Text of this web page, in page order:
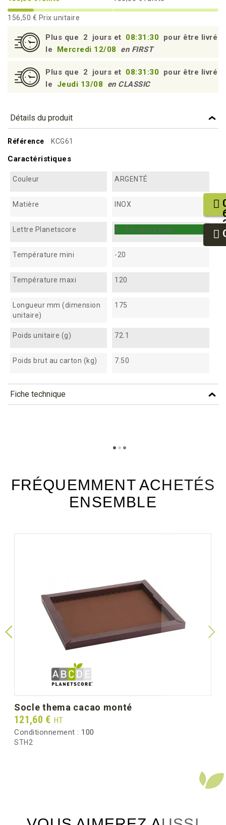
156,50 € Prix unitaire
Plus que 2 jours et 08:31:29 pour être livré
le
Mercredi 12/08 en FIRST
Plus que 2 jours et 08:31:29 pour être livré
le
Jeudi 13/08 en CLASSIC
Détails du produit
Référence KCG61
Caractéristiques
Couleur ARGENTÉ
Matière INOX
Lettre Planetscore A - En savoir plus...
Température mini -20
Température maxi 120
Longueur mm (dimension
unitaire)
175
Poids unitaire (g) 72.1
Poids brut au carton (kg) 7.50
Fiche technique
FRÉQUEMMENT ACHETÉS
ENSEMBLE
socle thema cacao monté
Prix
121,60 € HT
Conditionnement : 100
STH2